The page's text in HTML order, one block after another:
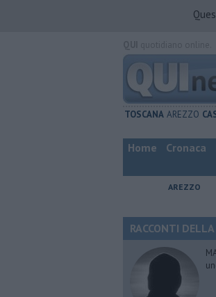
TOSCANA AREZZO
Home Cronaca
AREZZO
RACCONTI